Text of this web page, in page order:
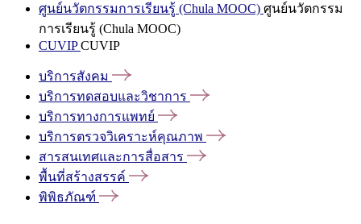
ศูนย์นวัตกรรมการเรียนรู้ (Chula MOOC) ศูนย์นวัตกรรม
การเรียนรู้ (Chula MOOC)
CUVIPCUVIP
บริการสังคม
บริการทดสอบและวิชาการ
บริการทางการแพทย์
บริการตรวจวิเคราะห์คุณภาพ
สารสนเทศและการสื่อสาร
พื้นที่สร้างสรรค์
พิพิธภัณฑ์